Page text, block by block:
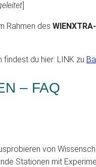
Rahmen des
findest du hier: LINK zu
– FAQ
von
Stationen mit